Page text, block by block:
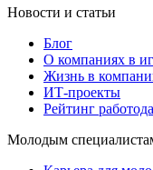
Новости и статьи
Блог
О компаниях в
Жизнь в
ИТ-проекты
Рейтинг
Молодым